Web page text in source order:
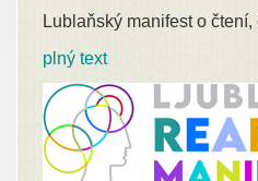
Lublaňský manifest o čtení,
plný text